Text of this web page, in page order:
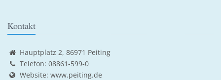
Kontakt
Hauptplatz 2, 86971 Peiting
Telefon: 08861-599-0
Website: www.peiting.de